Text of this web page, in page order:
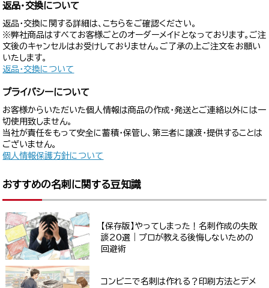
返品・交換について
返品・交換に関する詳細は、こちらをご確認ください。
※弊社商品はすべてお客様ごとのオーダーメイドとなっております。ご注
文後のキャンセルはお受けしておりません。ご了承の上ご注文をお願い
いたします。
返品・交換について
プライバシーについて
お客様からいただいた個人情報は商品の作成・発送とご連絡以外には一
切使用致しません。
当社が責任をもって安全に蓄積・保管し、第三者に譲渡・提供することは
ございません。
個人情報保護方針について
おすすめの名刺に関する豆知識
【保存版】やってしまった！名刺作成の失敗
談20選｜プロが教える後悔しないための
回避術
コンビニで名刺は作れる？印刷方法とデメ